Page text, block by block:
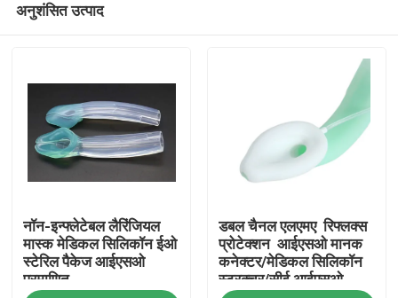
अनुशंसित उत्पाद
नॉन-इन्फ्लेटेबल लैरिंजियल
मास्क मेडिकल सिलिकॉन ईओ
स्टेरिल पैकेज आईएसओ
प्रमाणित
डबल चैनल एलएमए ️ रिफ्लक्स
प्रोटेक्शन ️ आईएसओ मानक
कनेक्टर/मेडिकल सिलिकॉन
स्ट्रक्चर/सीई आईएसओ